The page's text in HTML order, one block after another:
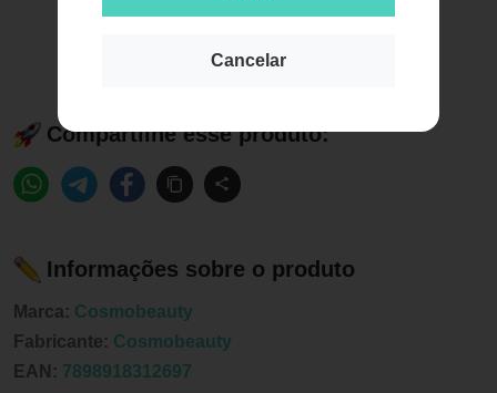
Cancelar
Compartilhe esse produto:
Informações sobre o produto
Marca: Cosmobeauty
Fabricante: Cosmobeauty
EAN: 7898918312697